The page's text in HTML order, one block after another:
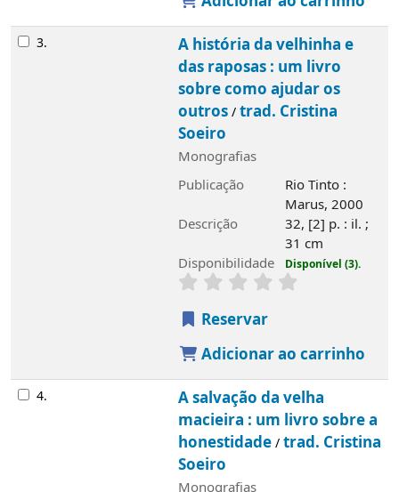
3.
A história da velhinha e
das raposas : um livro
sobre como ajudar os
outros/trad. Cristina
Soeiro
Monografias
Publicação
Rio Tinto :
Marus, 2000
Descrição
32, [2] p. : il. ;
31 cm
Disponibilidade
Disponível (3).
Reservar
Adicionar ao carrinho
4.
A salvação da velha
macieira : um livro sobre a
honestidade/trad. Cristina
Soeiro
Monografias